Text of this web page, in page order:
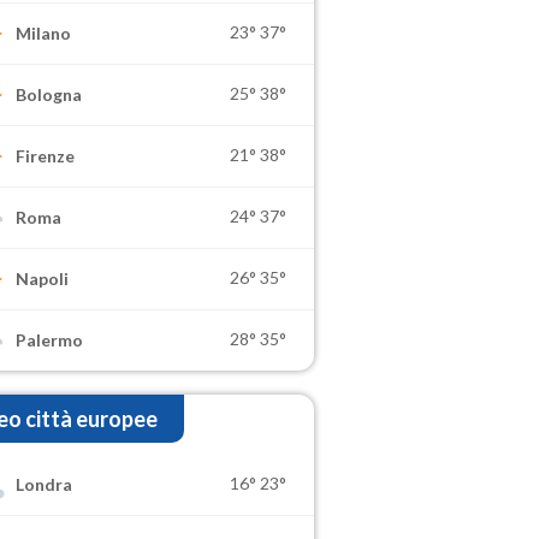
Milano 23° 37°
Bologna 25° 38°
Firenze 21° 38°
Roma 24° 37°
Napoli 26° 35°
Palermo 28° 35°
città europee
Londra 16° 23°